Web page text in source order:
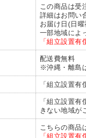
この商品は受
詳細はお問い
お届け日(日曜
一部地域によ
「組立設置
配送費無料
※沖縄・離島
「組立設置
「組立設置
きない地域が
こちらの商品
「組立設置